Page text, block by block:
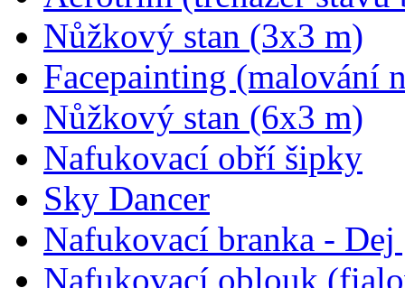
Nůžkový stan (3x3 m)
Facepainting (malování
Nůžkový stan (6x3 m)
Nafukovací obří šipky
Sky Dancer
Nafukovací branka -
Nafukovací oblouk